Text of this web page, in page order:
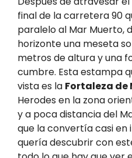
final de la carretera 90
paralelo al Mar Muerto,
horizonte una meseta
metros de altura y una
cumbre. Esta estampa
vista es la Fortaleza de
Herodes en la zona
y a poca distancia del
que la convertía casi en
quería descubrir con